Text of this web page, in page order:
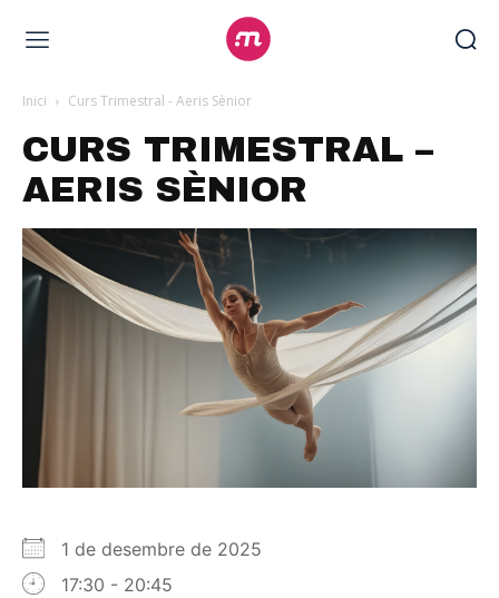
Inici Curs Trimestral - Aeris Sènior
CURS TRIMESTRAL –
AERIS SÈNIOR
1 de desembre de 2025
17:30 - 20:45